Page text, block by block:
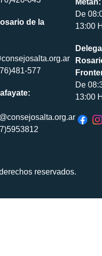
de la
577
Metán:
De
13:00
De
13:00
reservados.